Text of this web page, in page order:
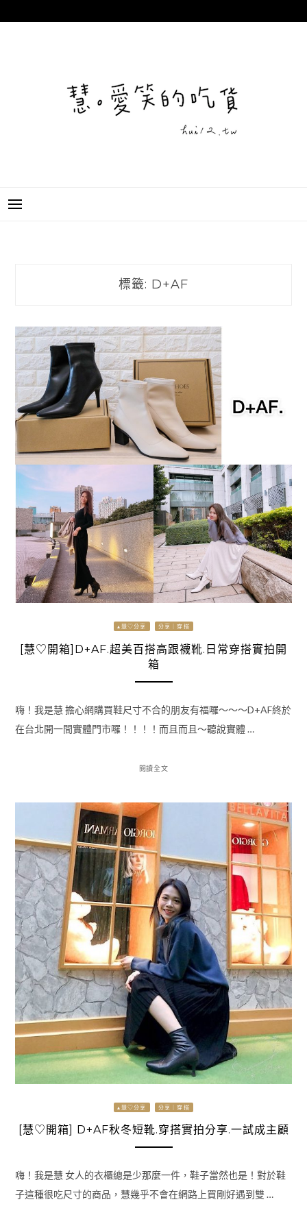
至
標籤: D+AF
▴慧♡分享 分享｜穿搭
[慧♡開箱]D+AF.超美百搭高跟襪靴.日常穿搭實拍開
箱
嗨！我是慧 擔心網購買鞋尺寸不合的朋友有福囉～～～D+AF終於
在台北開一間實體門市囉！！！！而且而且～聽說實體 …
閱讀全文
▴慧♡分享 分享｜穿搭
[慧♡開箱] D+AF秋冬短靴.穿搭實拍分享.一試成主顧
嗨！我是慧 女人的衣櫃總是少那麼一件，鞋子當然也是！對於鞋
子這種很吃尺寸的商品，慧幾乎不會在網路上買剛好遇到雙 …